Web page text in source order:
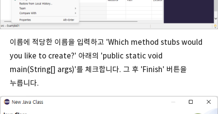
이름에 적당한 이름을 입력하고 'Which method stubs would
you like to create?' 아래의 'public static void
main(String[] args)'를 체크합니다. 그 후 'Finish' 버튼을
누릅니다.